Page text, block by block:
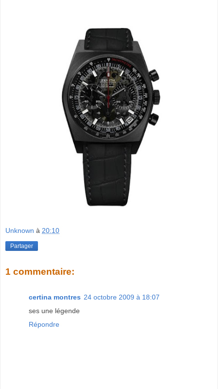
Unknown à 20:10
Partager
1 commentaire:
certina montres 24 octobre 2009 à 18:07
ses une légende
Répondre